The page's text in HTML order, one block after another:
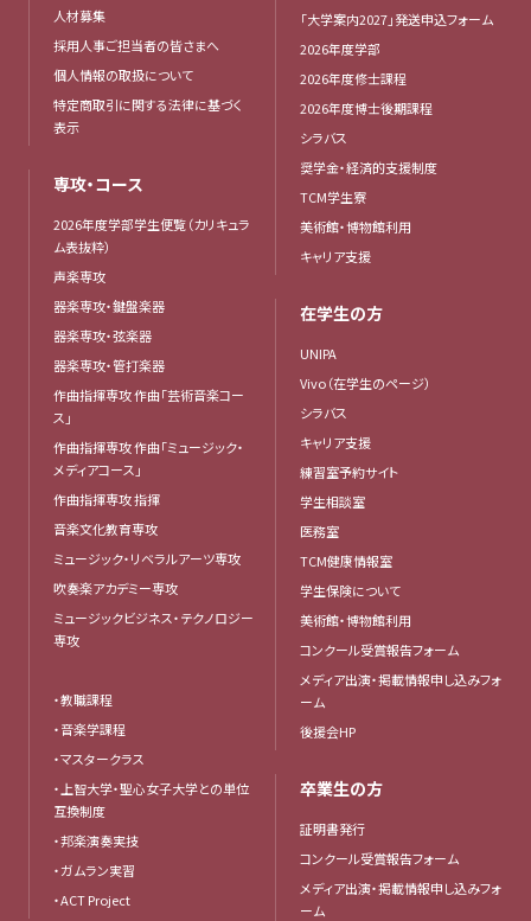
人材募集
採用人事ご担当者の皆さまへ
個人情報の取扱について
特定商取引に関する法律に基づく
表示
専攻・コース
2026年度学部学生便覧（カリキュラ
ム表抜粋）
声楽専攻
器楽専攻・鍵盤楽器
器楽専攻・弦楽器
器楽専攻・管打楽器
作曲指揮専攻 作曲「芸術音楽コー
ス」
作曲指揮専攻 作曲「ミュージック・
メディアコース」
作曲指揮専攻 指揮
音楽文化教育専攻
ミュージック・リベラルアーツ専攻
吹奏楽アカデミー専攻
ミュージックビジネス・テクノロジー
専攻
・教職課程
・音楽学課程
・マスタークラス
・上智大学・聖心女子大学との単位
互換制度
・邦楽演奏実技
・ガムラン実習
・ACT Project
「大学案内2027」発送申込フォーム
2026年度学部
2026年度修士課程
2026年度博士後期課程
シラバス
奨学金・経済的支援制度
TCM学生寮
美術館・博物館利用
キャリア支援
在学生の方
UNIPA
Vivo（在学生のページ）
シラバス
キャリア支援
練習室予約サイト
学生相談室
医務室
TCM健康情報室
学生保険について
美術館・博物館利用
コンクール受賞報告フォーム
メディア出演・掲載情報申し込みフォ
ーム
後援会HP
卒業生の方
証明書発行
コンクール受賞報告フォーム
メディア出演・掲載情報申し込みフォ
ーム